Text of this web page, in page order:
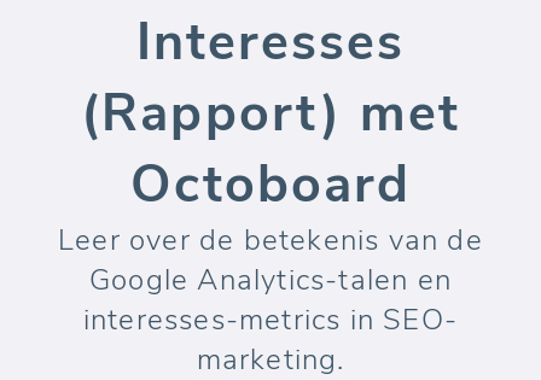
Interesses
(Rapport) met
Octoboard
Leer over de betekenis van de
Google Analytics-talen en
interesses-metrics in SEO-
marketing.